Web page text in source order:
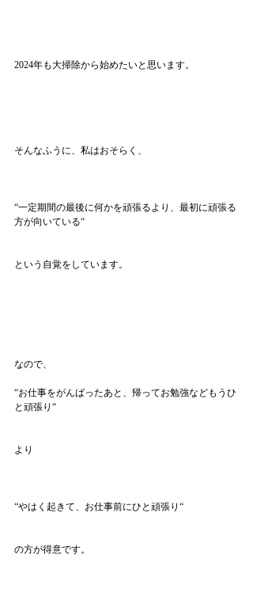
2024年も大掃除から始めたいと思います。
そんなふうに、私はおそらく、
“一定期間の最後に何かを頑張るより、最初に頑張る
方が向いている“
という自覚をしています。
なので、
“お仕事をがんばったあと、帰ってお勉強などもうひ
と頑張り“
より
“やはく起きて、お仕事前にひと頑張り“
の方が得意です。